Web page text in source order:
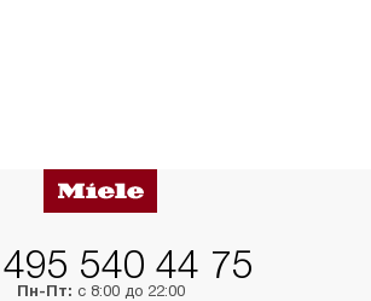
540 44 75
Пн-Пт: с 8:00 до 22:00